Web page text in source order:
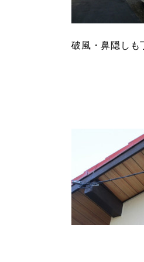
破風・鼻隠しも